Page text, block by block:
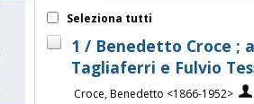
Seleziona tutti
1 / Benedetto Croce ;
Tagliaferri e Fulvio
Croce, Benedetto <1866-1952>